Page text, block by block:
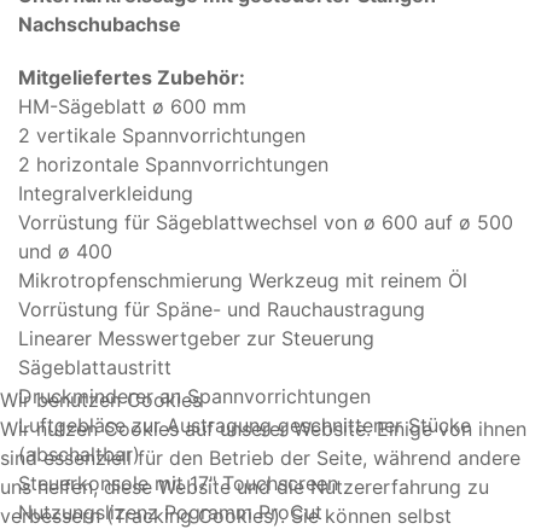
Nachschubachse
Mitgeliefertes Zubehör:
HM-Sägeblatt ø 600 mm
2 vertikale Spannvorrichtungen
2 horizontale Spannvorrichtungen
Integralverkleidung
Vorrüstung für Sägeblattwechsel von ø 600 auf ø 500
und ø 400
Mikrotropfenschmierung Werkzeug mit reinem Öl
Vorrüstung für Späne- und Rauchaustragung
Linearer Messwertgeber zur Steuerung
Sägeblattaustritt
Druckminderer an Spannvorrichtungen
Luftgebläse zur Austragung geschnittener Stücke
(abschaltbar)
Steuerkonsole mit 17" Touchscreen
Nutzungslizenz Pogramm ProCut
Wir benutzen Cookies
Wir nutzen Cookies auf unserer Website. Einige von ihnen
sind essenziell für den Betrieb der Seite, während andere
uns helfen, diese Website und die Nutzererfahrung zu
verbessern (Tracking Cookies). Sie können selbst